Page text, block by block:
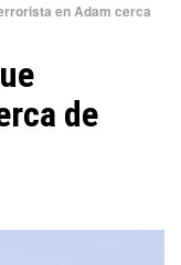
en Adam cerca
de